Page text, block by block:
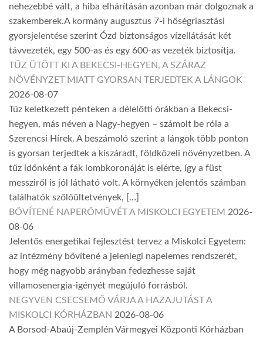
nehezebbé vált, a hiba elhárításán azonban már dolgoznak a
szakemberek.A kormány augusztus 7-i hőségriasztási
gyorsjelentése szerint Ózd biztonságos vízellátását két
távvezeték, egy 500-as és egy 600-as vezeték biztosítja.
TŰZ ÜTÖTT KI A BEKECSI-HEGYEN, A SZÁRAZ
NÖVÉNYZET MIATT GYORSAN TERJEDTEK A LÁNGOK
2026-08-07
Tűz keletkezett pénteken a délelőtti órákban a Bekecsi-
hegyen, más néven a Nagy-hegyen – számolt be róla a
Szerencsi Hírek. A beszámoló szerint a lángok több ponton
is gyorsan terjedtek a kiszáradt, földközeli növényzetben. A
tűz időnként a fák lombkoronáját is elérte, így a füst
messziről is jól látható volt. A környéken jelentős számban
találhatók szőlőültetvények, […]
BŐVÍTENÉ NAPERŐMŰVÉT A MISKOLCI EGYETEM 2026-
08-06
Jelentős energetikai fejlesztést tervez a Miskolci Egyetem:
az intézmény bővítené a jelenlegi napelemes rendszerét,
hogy még nagyobb arányban fedezhesse saját
villamosenergia-igényét megújuló forrásból.
NEGYVEN CSECSEMŐ VÁRJA A HAZAJUTÁST A
MISKOLCI KÓRHÁZBAN 2026-08-06
A Borsod-Abaúj-Zemplén Vármegyei Központi Kórházban